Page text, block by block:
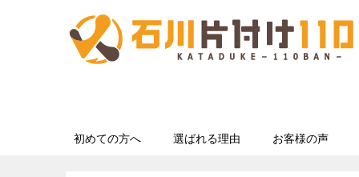
初めての方へ 選ばれる理由 お客様の声